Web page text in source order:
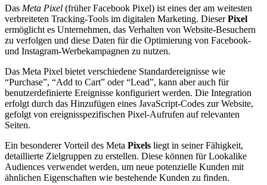
Das Meta Pixel (früher Facebook Pixel) ist eines der am weitesten
verbreiteten Tracking-Tools im digitalen Marketing. DieserPixel
ermöglicht es Unternehmen, das Verhalten von Website-Besuchern
zu verfolgen und diese Daten für die Optimierung von Facebook-
und Instagram-Werbekampagnen zu nutzen.
Das Meta Pixel bietet verschiedene Standardereignisse wie
“Purchase”, “Add to Cart” oder “Lead”, kann aber auch für
benutzerdefinierte Ereignisse konfiguriert werden. Die Integration
erfolgt durch das Hinzufügen eines JavaScript-Codes zur Website,
gefolgt von ereignisspezifischen Pixel-Aufrufen auf relevanten
Seiten.
Ein besonderer Vorteil des Meta Pixels liegt in seiner Fähigkeit,
detaillierte Zielgruppen zu erstellen. Diese können für Lookalike
Audiences verwendet werden, um neue potenzielle Kunden mit
ähnlichen Eigenschaften wie bestehende Kunden zu finden.